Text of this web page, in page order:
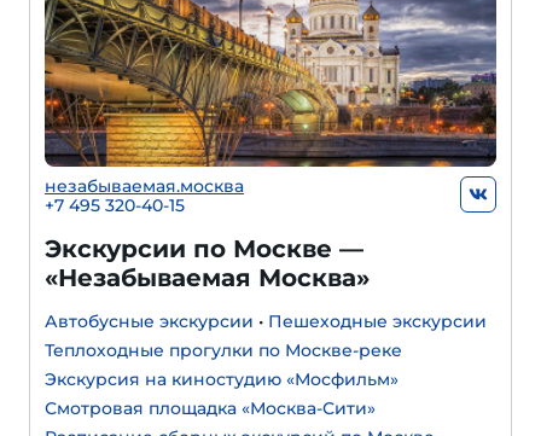
незабываемая.москва
+7 495 320-40-15
Экскурсии по Москве —
«Незабываемая Москва»
Автобусные экскурсии • Пешеходные экскурсии
Теплоходные прогулки по Москве-реке
Экскурсия на киностудию «Мосфильм»
Смотровая площадка «Москва-Сити»